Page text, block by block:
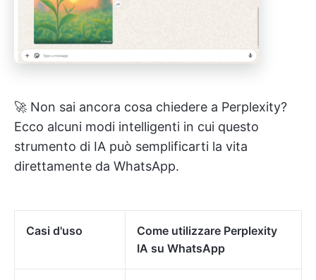
🚀 Non sai ancora cosa chiedere a Perplexity?
Ecco alcuni modi intelligenti in cui questo
strumento di IA può semplificarti la vita
direttamente da WhatsApp.
Casi d'uso
Come utilizzare Perplexity
IA su WhatsApp